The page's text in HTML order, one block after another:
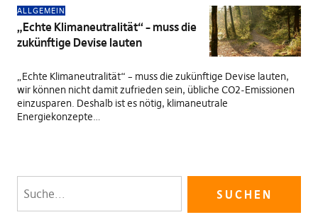
ALLGEMEIN
„Echte Klimaneutralität“ – muss die
zukünftige Devise lauten
„Echte Klimaneutralität“ – muss die zukünftige Devise lauten,
wir können nicht damit zufrieden sein, übliche CO2-Emissionen
einzusparen. Deshalb ist es nötig, klimaneutrale
Energiekonzepte…